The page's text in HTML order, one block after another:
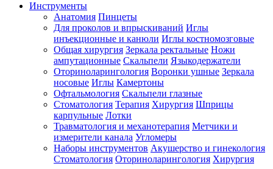
Инструменты
Анатомия Пинцеты
Для проколов и впрыскиваний Иглы
инъекционные и канюли Иглы костномозговые
Общая хирургия Зеркала ректальные Ножи
ампутационные Скальпели Языкодержатели
Оториноларингология Воронки ушные Зеркала
носовые Иглы Камертоны
Офтальмология Скальпели глазные
Стоматология Терапия Хирургия Шприцы
карпульные Лотки
Травматология и механотерапия Метчики и
измерители канала Угломеры
Наборы инструментов Акушерство и гинекология
Стоматология Оториноларингология Хирургия